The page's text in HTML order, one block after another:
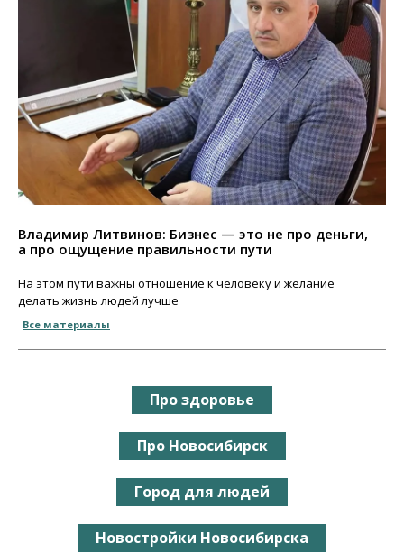
Владимир Литвинов: Бизнес — это не про деньги,
а про ощущение правильности пути
На этом пути важны отношение к человеку и желание
делать жизнь людей лучше
Все материалы
Про здоровье
Про Новосибирск
Город для людей
Новостройки Новосибирска